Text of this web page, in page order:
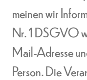
meinen wir
Nr. 1 DSGVO
Mail-Adresse
Person. Die